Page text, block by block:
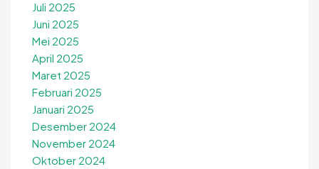
Juli 2025
Juni 2025
Mei 2025
April 2025
Maret 2025
Februari 2025
Januari 2025
Desember 2024
November 2024
Oktober 2024